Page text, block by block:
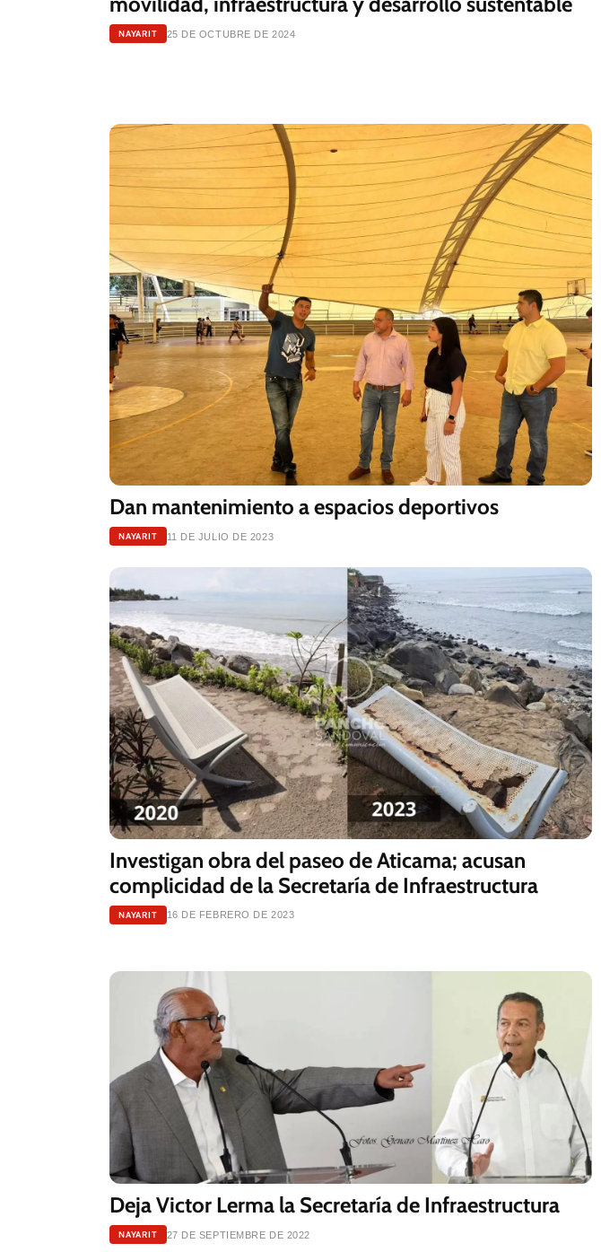
NAYARIT 25 DE OCTUBRE DE 2024
Dan mantenimiento a espacios deportivos
NAYARIT 11 DE JULIO DE 2023
Investigan obra del paseo de Aticama; acusan
complicidad de la Secretaría de Infraestructura
NAYARIT 16 DE FEBRERO DE 2023
Deja Victor Lerma la Secretaría de Infraestructura
NAYARIT 27 DE SEPTIEMBRE DE 2022